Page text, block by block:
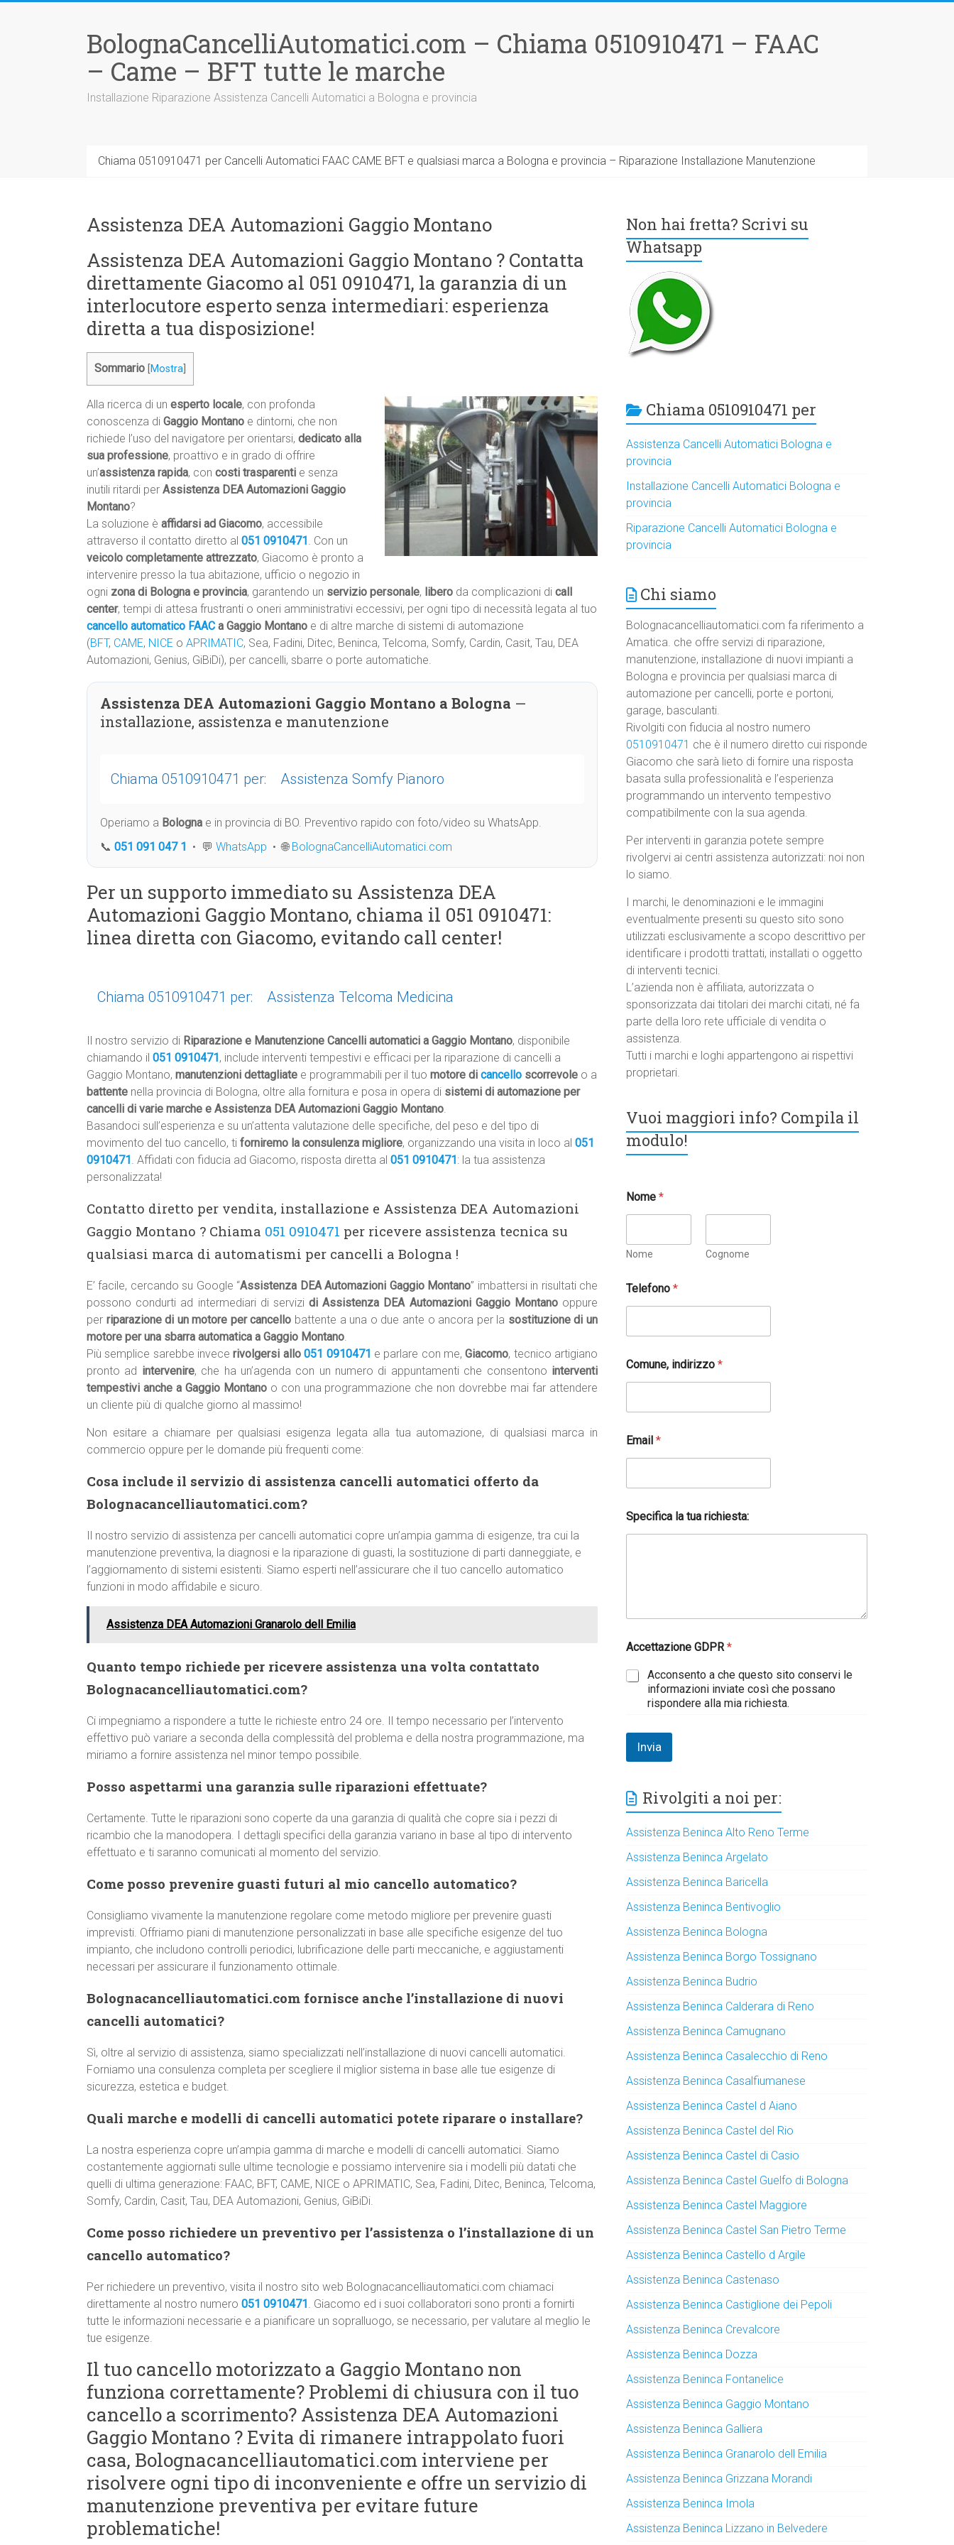
BolognaCancelliAutomatici.com – Chiama 0510910471 – FAAC
– Came – BFT tutte le marche
Installazione Riparazione Assistenza Cancelli Automatici a Bologna e provincia
Chiama 0510910471 per Cancelli Automatici FAAC CAME BFT e qualsiasi marca a Bologna e provincia – Riparazione Installazione Manutenzione
Assistenza DEA Automazioni Gaggio Montano
Assistenza DEA Automazioni Gaggio Montano ? Contatta
direttamente Giacomo al 051 0910471, la garanzia di un
interlocutore esperto senza intermediari: esperienza
diretta a tua disposizione!
Sommario Mostra
Alla ricerca di un esperto locale, con profonda
conoscenza di Gaggio Montano e dintorni, che non
richiede l’uso del navigatore per orientarsi, dedicato alla
sua professione, proattivo e in grado di offrire
un’assistenza rapida, con costi trasparenti e senza
inutili ritardi per Assistenza DEA Automazioni Gaggio
Montano?
La soluzione è affidarsi ad Giacomo, accessibile
attraverso il contatto diretto al 051 0910471 . Con un
veicolo completamente attrezzato, Giacomo è pronto a
intervenire presso la tua abitazione, ufficio o negozio in
ogni zona di Bologna e provincia, garantendo un servizio personale, libero da complicazioni di call
center, tempi di attesa frustranti o oneri amministrativi eccessivi, per ogni tipo di necessità legata al tuo
cancello automatico FAAC a Gaggio Montano e di altre marche di sistemi di automazione
(BFT, CAME, NICE o APRIMATIC, Sea, Fadini, Ditec, Beninca, Telcoma, Somfy, Cardin, Casit, Tau, DEA
Automazioni, Genius, GiBiDi), per cancelli, sbarre o porte automatiche.
Assistenza DEA Automazioni Gaggio Montano a Bologna —
installazione, assistenza e manutenzione
Chiama 0510910471 per: Assistenza Somfy Pianoro
Operiamo a Bologna e in provincia di BO. Preventivo rapido con foto/video su WhatsApp.
📞 051 091 047 1 • 💬 WhatsApp • 🌐 BolognaCancelliAutomatici.com
Per un supporto immediato su Assistenza DEA
Automazioni Gaggio Montano, chiama il 051 0910471:
linea diretta con Giacomo, evitando call center!
Chiama 0510910471 per: Assistenza Telcoma Medicina
Il nostro servizio di Riparazione e Manutenzione Cancelli automatici a Gaggio Montano, disponibile
chiamando il 051 0910471 , include interventi tempestivi e efficaci per la riparazione di cancelli a
Gaggio Montano, manutenzioni dettagliate e programmabili per il tuo motore di cancello scorrevole o a
battente nella provincia di Bologna, oltre alla fornitura e posa in opera di sistemi di automazione per
cancelli di varie marche e Assistenza DEA Automazioni Gaggio Montano.
Basandoci sull’esperienza e su un’attenta valutazione delle specifiche, del peso e del tipo di
movimento del tuo cancello, ti forniremo la consulenza migliore, organizzando una visita in loco al 051
0910471 . Affidati con fiducia ad Giacomo, risposta diretta al 051 0910471 : la tua assistenza
personalizzata!
Contatto diretto per vendita, installazione e Assistenza DEA Automazioni
Gaggio Montano ? Chiama 051 0910471 per ricevere assistenza tecnica su
qualsiasi marca di automatismi per cancelli a Bologna !
E’ facile, cercando su Google “Assistenza DEA Automazioni Gaggio Montano” imbattersi in risultati che
possono condurti ad intermediari di servizi di Assistenza DEA Automazioni Gaggio Montano oppure
per riparazione di un motore per cancello battente a una o due ante o ancora per la sostituzione di un
motore per una sbarra automatica a Gaggio Montano.
Più semplice sarebbe invecerivolgersi allo051 0910471 e parlare con me,Giacomo, tecnico artigiano
pronto ad intervenire, che ha un’agenda con un numero di appuntamenti che consentono interventi
tempestivi anche a Gaggio Montano o con una programmazione che non dovrebbe mai far attendere
un cliente più di qualche giorno al massimo!
Non esitare a chiamare per qualsiasi esigenza legata alla tua automazione, di qualsiasi marca in
commercio oppure per le domande più frequenti come:
Cosa include il servizio di assistenza cancelli automatici offerto da
Bolognacancelliautomatici.com?
Il nostro servizio di assistenza per cancelli automatici copre un’ampia gamma di esigenze, tra cui la
manutenzione preventiva, la diagnosi e la riparazione di guasti, la sostituzione di parti danneggiate, e
l’aggiornamento di sistemi esistenti. Siamo esperti nell’assicurare che il tuo cancello automatico
funzioni in modo affidabile e sicuro.
Assistenza DEA Automazioni Granarolo dell Emilia
Quanto tempo richiede per ricevere assistenza una volta contattato
Bolognacancelliautomatici.com?
Ci impegniamo a rispondere a tutte le richieste entro 24 ore. Il tempo necessario per l’intervento
effettivo può variare a seconda della complessità del problema e della nostra programmazione, ma
miriamo a fornire assistenza nel minor tempo possibile.
Posso aspettarmi una garanzia sulle riparazioni effettuate?
Certamente. Tutte le riparazioni sono coperte da una garanzia di qualità che copre sia i pezzi di
ricambio che la manodopera. I dettagli specifici della garanzia variano in base al tipo di intervento
effettuato e ti saranno comunicati al momento del servizio.
Come posso prevenire guasti futuri al mio cancello automatico?
Consigliamo vivamente la manutenzione regolare come metodo migliore per prevenire guasti
imprevisti. Offriamo piani di manutenzione personalizzati in base alle specifiche esigenze del tuo
impianto, che includono controlli periodici, lubrificazione delle parti meccaniche, e aggiustamenti
necessari per assicurare il funzionamento ottimale.
Bolognacancelliautomatici.com fornisce anche l’installazione di nuovi
cancelli automatici?
Sì, oltre al servizio di assistenza, siamo specializzati nell’installazione di nuovi cancelli automatici.
Forniamo una consulenza completa per scegliere il miglior sistema in base alle tue esigenze di
sicurezza, estetica e budget.
Quali marche e modelli di cancelli automatici potete riparare o installare?
La nostra esperienza copre un’ampia gamma di marche e modelli di cancelli automatici. Siamo
costantemente aggiornati sulle ultime tecnologie e possiamo intervenire sia i modelli più datati che
quelli di ultima generazione: FAAC, BFT, CAME, NICE o APRIMATIC, Sea, Fadini, Ditec, Beninca, Telcoma,
Somfy, Cardin, Casit, Tau, DEA Automazioni, Genius, GiBiDi.
Come posso richiedere un preventivo per l’assistenza o l’installazione di un
cancello automatico?
Per richiedere un preventivo, visita il nostro sito web Bolognacancelliautomatici.com chiamaci
direttamente al nostro numero 051 0910471 . Giacomo ed i suoi collaboratori sono pronti a fornirti
tutte le informazioni necessarie e a pianificare un sopralluogo, se necessario, per valutare al meglio le
tue esigenze.
Il tuo cancello motorizzato a Gaggio Montano non
funziona correttamente? Problemi di chiusura con il tuo
cancello a scorrimento? Assistenza DEA Automazioni
Gaggio Montano ? Evita di rimanere intrappolato fuori
casa, Bolognacancelliautomatici.com interviene per
risolvere ogni tipo di inconveniente e offre un servizio di
manutenzione preventiva per evitare future
problematiche!
Non hai fretta? Scrivi su
Whatsapp
Chiama 0510910471 per
Assistenza Cancelli Automatici Bologna e
provincia
Installazione Cancelli Automatici Bologna e
provincia
Riparazione Cancelli Automatici Bologna e
provincia
Chi siamo
Bolognacancelliautomatici.com fa riferimento a
Amatica. che offre servizi di riparazione,
manutenzione, installazione di nuovi impianti a
Bologna e provincia per qualsiasi marca di
automazione per cancelli, porte e portoni,
garage, basculanti.
Rivolgiti con fiducia al nostro numero
0510910471 che è il numero diretto cui risponde
Giacomo che sarà lieto di fornire una risposta
basata sulla professionalità e l’esperienza
programmando un intervento tempestivo
compatibilmente con la sua agenda.
Per interventi in garanzia potete sempre
rivolgervi ai centri assistenza autorizzati: noi non
lo siamo.
I marchi, le denominazioni e le immagini
eventualmente presenti su questo sito sono
utilizzati esclusivamente a scopo descrittivo per
identificare i prodotti trattati, installati o oggetto
di interventi tecnici.
L’azienda non è affiliata, autorizzata o
sponsorizzata dai titolari dei marchi citati, né fa
parte della loro rete ufficiale di vendita o
assistenza.
Tutti i marchi e loghi appartengono ai rispettivi
proprietari.
Vuoi maggiori info? Compila il
modulo!
Nome*
Nome Cognome
Telefono*
Comune, indirizzo*
Email*
Specifica la tua richiesta:
Accettazione GDPR*
Acconsento a che questo sito conservi le
informazioni inviate così che possano
rispondere alla mia richiesta.
Invia
Rivolgiti a noi per:
Assistenza Beninca Alto Reno Terme
Assistenza Beninca Argelato
Assistenza Beninca Baricella
Assistenza Beninca Bentivoglio
Assistenza Beninca Bologna
Assistenza Beninca Borgo Tossignano
Assistenza Beninca Budrio
Assistenza Beninca Calderara di Reno
Assistenza Beninca Camugnano
Assistenza Beninca Casalecchio di Reno
Assistenza Beninca Casalfiumanese
Assistenza Beninca Castel d Aiano
Assistenza Beninca Castel del Rio
Assistenza Beninca Castel di Casio
Assistenza Beninca Castel Guelfo di Bologna
Assistenza Beninca Castel Maggiore
Assistenza Beninca Castel San Pietro Terme
Assistenza Beninca Castello d Argile
Assistenza Beninca Castenaso
Assistenza Beninca Castiglione dei Pepoli
Assistenza Beninca Crevalcore
Assistenza Beninca Dozza
Assistenza Beninca Fontanelice
Assistenza Beninca Gaggio Montano
Assistenza Beninca Galliera
Assistenza Beninca Granarolo dell Emilia
Assistenza Beninca Grizzana Morandi
Assistenza Beninca Imola
Assistenza Beninca Lizzano in Belvedere